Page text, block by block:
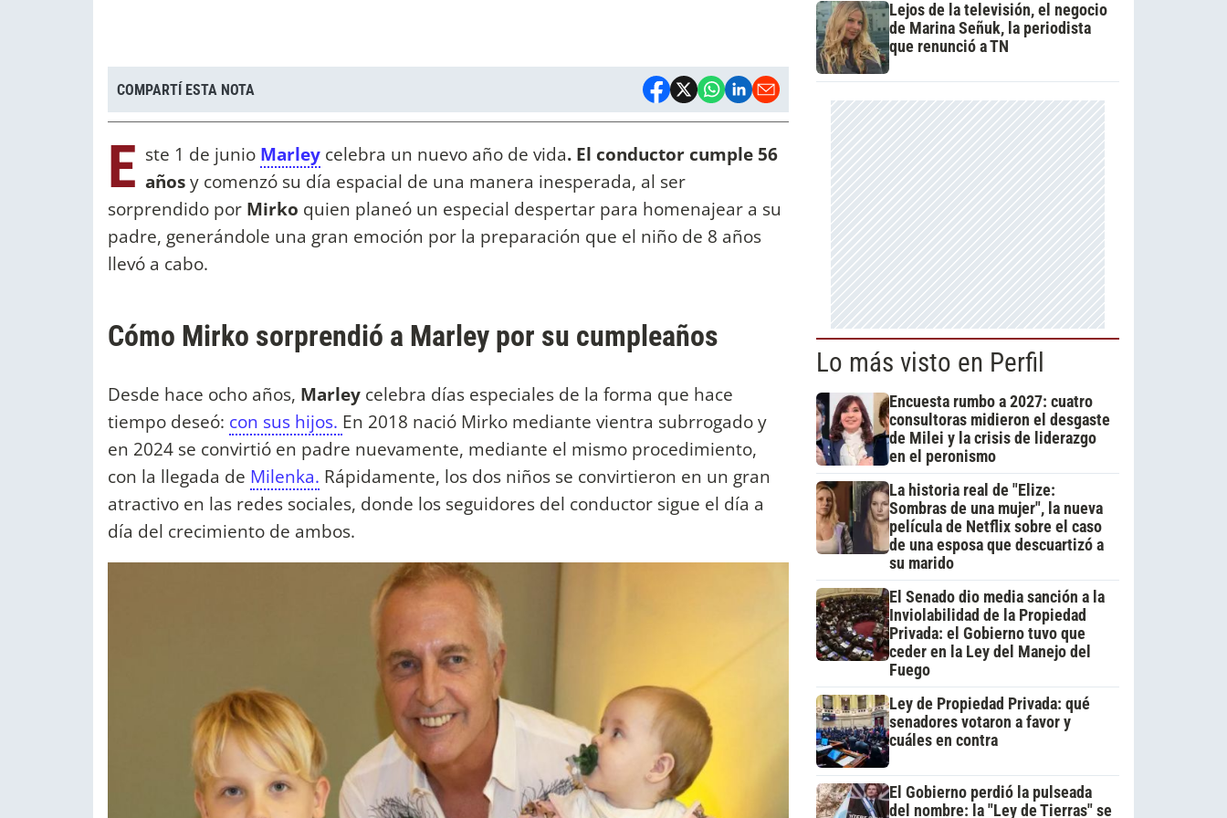
COMPARTÍ ESTA NOTA
E ste 1 de junio Marley celebra un nuevo año de vida. El conductor cumple 56
añosy comenzó su día espacial de una manera inesperada, al ser
sorprendido por Mirko quien planeó un especial despertar para homenajear a su
padre, generándole una gran emoción por la preparación que el niño de 8 años
llevó a cabo.
Cómo Mirko sorprendió a Marley por su cumpleaños
Desde hace ocho años, Marley celebra días especiales de la forma que hace
tiempo deseó: con sus hijos. En 2018 nació Mirko mediante vientra subrrogado y
en 2024 se convirtió en padre nuevamente, mediante el mismo procedimiento,
con la llegada de Milenka. Rápidamente, los dos niños se convirtieron en un gran
atractivo en las redes sociales, donde los seguidores del conductor sigue el día a
día del crecimiento de ambos.
Lejos de la televisión, el negocio
de Marina Señuk, la periodista
que renunció a TN
Lo más visto en Perfil
Encuesta rumbo a 2027: cuatro
consultoras midieron el desgaste
de Milei y la crisis de liderazgo
en el peronismo
La historia real de "Elize:
Sombras de una mujer", la nueva
película de Netflix sobre el caso
de una esposa que descuartizó a
su marido
El Senado dio media sanción a la
Inviolabilidad de la Propiedad
Privada: el Gobierno tuvo que
ceder en la Ley del Manejo del
Fuego
Ley de Propiedad Privada: qué
senadores votaron a favor y
cuáles en contra
El Gobierno perdió la pulseada
del nombre: la "Ley de Tierras" se